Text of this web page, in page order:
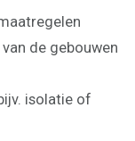
Systeem
de gebouwen
isolatie of